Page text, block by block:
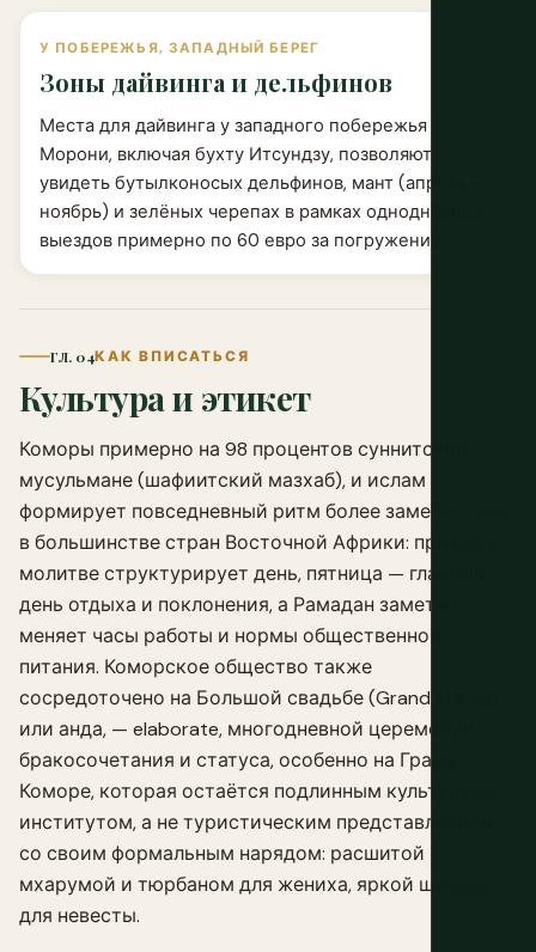
У ПОБЕРЕЖЬЯ, ЗАПАДНЫЙ БЕРЕГ
Зоны дайвинга и дельфинов
Места для дайвинга у западного побережья
Морони, включая бухту Итсундзу, позволяют
увидеть бутылконосых дельфинов, мант (апрель–
ноябрь) и зелёных черепах в рамках однодневных
выездов примерно по 60 евро за погружение.
ГЛ. 04КАК ВПИСАТЬСЯ
Культура и этикет
Коморы примерно на 98 процентов суннитские
мусульмане (шафиитский мазхаб), и ислам
формирует повседневный ритм более заметно, чем
в большинстве стран Восточной Африки: призыв к
молитве структурирует день, пятница — главный
день отдыха и поклонения, а Рамадан заметно
меняет часы работы и нормы общественного
питания. Коморское общество также
сосредоточено на Большой свадьбе (Grand Mariage),
или анда, — elaborate, многодневной церемонии
бракосочетания и статуса, особенно на Гранд-
Коморе, которая остаётся подлинным культурным
институтом, а не туристическим представлением,
со своим формальным нарядом: расшитой
мхарумой и тюрбаном для жениха, яркой шивани
для невесты.